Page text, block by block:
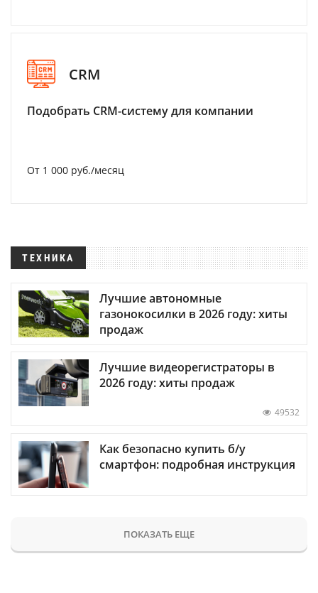
CRM
Подобрать CRM-систему для компании
От 1 000 руб./месяц
ТЕХНИКА
Лучшие автономные
газонокосилки в 2026 году: хиты
продаж
Лучшие видеорегистраторы в
2026 году: хиты продаж
49532
Как безопасно купить б/у
смартфон: подробная инструкция
ПОКАЗАТЬ ЕЩЕ